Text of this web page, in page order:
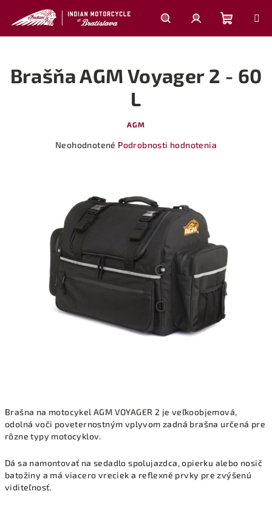
obsah
HľadaťPrihlásenie
košík
Brašna na motocykel AGM VOYAGER 2 je veľkoobjemová,
odolná voči poveternostným vplyvom zadná brašna určená pre
rôzne typy motocyklov.
Dá sa namontovať na sedadlo spolujazdca, opierku alebo nosič
batožiny a má viacero vreciek a reflexné prvky pre zvýšenú
viditeľnosť.
Brašňa AGM Voyager 2 - 60
L
AGM
Priemerné
hviezdičiek.
Neohodnotené Podrobnosti hodnotenia